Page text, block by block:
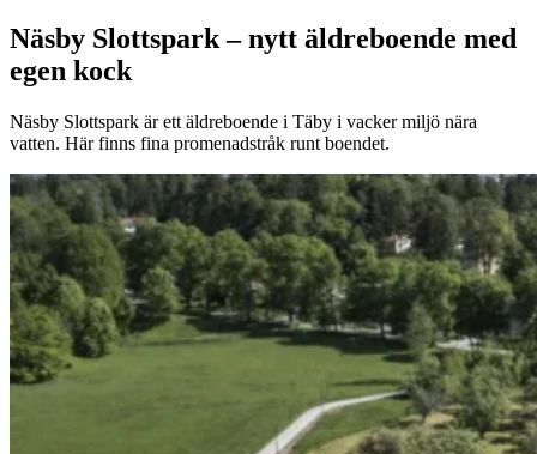
Näsby Slottspark – nytt äldreboende med
egen kock
Näsby Slottspark är ett äldreboende i Täby i vacker miljö nära
vatten. Här finns fina promenadstråk runt boendet.